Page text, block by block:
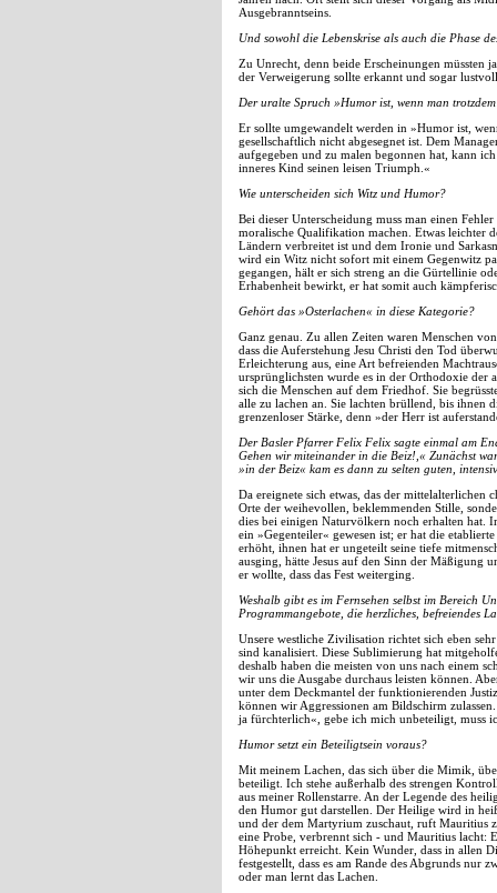
Ausgebranntseins.
Und sowohl die Lebenskrise als auch die Phase
Zu Unrecht, denn beide Erscheinungen müssten
der Verweigerung sollte erkannt und sogar
Der uralte Spruch »Humor ist, wenn man
Er sollte umgewandelt werden in »Humor ist,
gesellschaftlich nicht abgesegnet ist. Dem
aufgegeben und zu malen begonnen hat, kann
inneres Kind seinen leisen Triumph.«
Wie unterscheiden sich Witz und Humor?
Bei dieser Unterscheidung muss man einen
moralische Qualifikation machen. Etwas leichter
Ländern verbreitet ist und dem Ironie und
wird ein Witz nicht sofort mit einem Gegenwitz
gegangen, hält er sich streng an die Gürtellinie
Erhabenheit bewirkt, er hat somit auch
Gehört das »Osterlachen« in diese Kategorie?
Ganz genau. Zu allen Zeiten waren Menschen
dass die Auferstehung Jesu Christi den Tod
Erleichterung aus, eine Art befreienden
ursprünglichsten wurde es in der Orthodoxie der
sich die Menschen auf dem Friedhof. Sie
alle zu lachen an. Sie lachten brüllend, bis ihnen
grenzenloser Stärke, denn »der Herr ist
Der Basler Pfarrer Felix Felix sagte einmal am
Gehen wir miteinander in die Beiz!,« Zunächst
»in der Beiz« kam es dann zu selten guten,
Da ereignete sich etwas, das der
Orte der weihevollen, beklemmenden Stille,
dies bei einigen Naturvölkern noch erhalten hat.
ein »Gegenteiler« gewesen ist; er hat die
erhöht, ihnen hat er ungeteilt seine tiefe
ausging, hätte Jesus auf den Sinn der Mäßigung
er wollte, dass das Fest weiterging.
Weshalb gibt es im Fernsehen selbst im Bereich
Programmangebote, die herzliches, befreiendes
Unsere westliche Zivilisation richtet sich eben
sind kanalisiert. Diese Sublimierung hat
deshalb haben die meisten von uns nach einem
wir uns die Ausgabe durchaus leisten können.
unter dem Deckmantel der funktionierenden
können wir Aggressionen am Bildschirm
ja fürchterlich«, gebe ich mich unbeteiligt, muss
Humor setzt ein Beteiligtsein voraus?
Mit meinem Lachen, das sich über die Mimik,
beteiligt. Ich stehe außerhalb des strengen
aus meiner Rollenstarre. An der Legende des
den Humor gut darstellen. Der Heilige wird in
und der dem Martyrium zuschaut, ruft Mauritius
eine Probe, verbrennt sich - und Mauritius lacht:
Höhepunkt erreicht. Kein Wunder, dass in allen
festgestellt, dass es am Rande des Abgrunds
oder man lernt das Lachen.